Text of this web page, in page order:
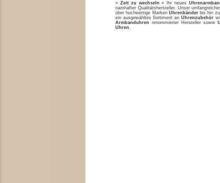
» Zeit zu wechseln « Ihr neues
namhafter Qualitätshersteller. Unser
über hochwertige Marken Uhrenbänderbis hin zu
ein ausgewähltes Sortiment an Uhrenzubehör
Armbanduhren renommierter Hersteller sowie
Uhren.